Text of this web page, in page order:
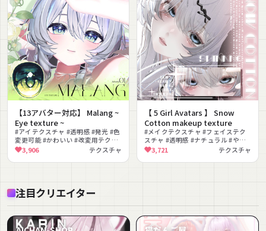
【13アバター対応】 Malang ~
Eye texture ~
#アイテクスチャ #透明感 #発光 #色
変更可能 #かわいい #改変用テクス
チャ3,906 テクスチャ
【 5 Girl Avatars 】 Snow
Cotton makeup texture
#メイクテクスチャ #フェイステク
スチャ #透明感 #ナチュラル #やわ
らか #PSD付き #改変
3,721 テクスチャ
注目クリエイター